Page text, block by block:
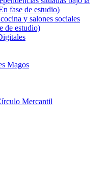
fase de estudio)
y salones sociales
de estudio)
Magos
Mercantil